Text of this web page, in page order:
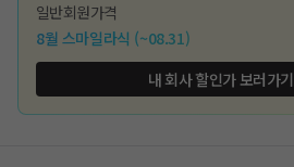
일반회원가격
8월 스마일라식 (~08.31)
내 회사 할인가 보러가기